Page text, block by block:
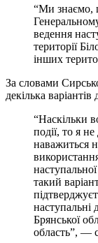
“Ми знаємо,
ведення
території
інших
За словами
декілька варіантів
“Наскільки
події, то я
наважиться
такий
наступальні
Брянської
область”, —